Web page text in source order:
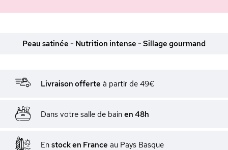
Peau satinée - Nutrition intense - Sillage gourmand
Livraison offerte à partir de 49€
Dans votre salle de bain en 48h
En stock en France au Pays Basque